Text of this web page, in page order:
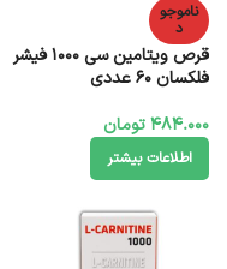
ناموجو
د
قرص ویتامین سی 1000 فیشر
فلکسان 60 عددی
484.000تومان
اطلاعات بیشتر